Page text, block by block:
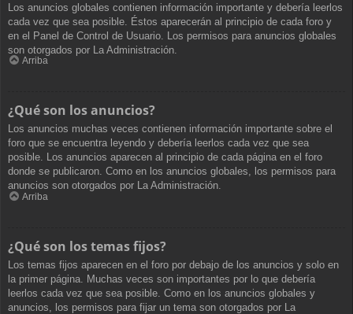
Los anuncios globales contienen información importante y debería leerlos
cada vez que sea posible. Éstos aparecerán al principio de cada foro y
en el Panel de Control de Usuario. Los permisos para anuncios globales
son otorgados por La Administración.
Arriba
¿Qué son los anuncios?
Los anuncios muchas veces contienen información importante sobre el
foro que se encuentra leyendo y debería leerlos cada vez que sea
posible. Los anuncios aparecen al principio de cada página en el foro
donde se publicaron. Como en los anuncios globales, los permisos para
anuncios son otorgados por La Administración.
Arriba
¿Qué son los temas fijos?
Los temas fijos aparecen en el foro por debajo de los anuncios y solo en
la primer página. Muchas veces son importantes por lo que debería
leerlos cada vez que sea posible. Como en los anuncios globales y
anuncios, los permisos para fijar un tema son otorgados por La